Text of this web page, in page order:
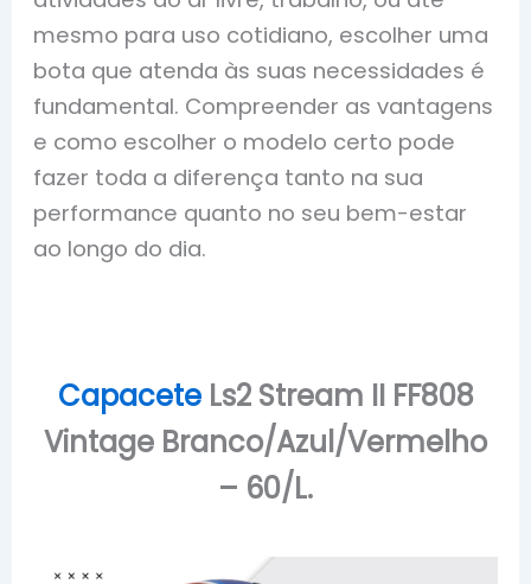
mesmo para uso cotidiano, escolher uma
bota que atenda às suas necessidades é
fundamental. Compreender as vantagens
e como escolher o modelo certo pode
fazer toda a diferença tanto na sua
performance quanto no seu bem-estar
ao longo do dia.
CapaceteLs2 Stream II FF808
Vintage Branco/Azul/Vermelho
– 60/L.